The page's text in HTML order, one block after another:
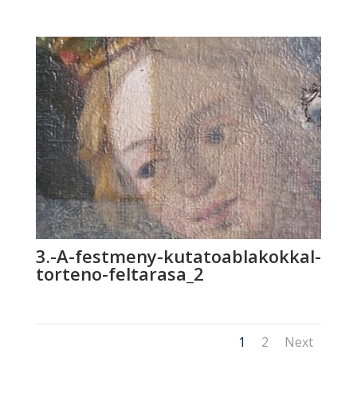
3.-A-festmeny-kutatoablakokkal-
torteno-feltarasa_2
1 2 Next